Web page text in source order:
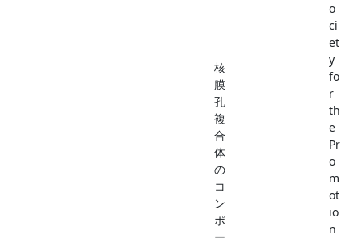
核
膜
孔
複
合
体
の
コ
ン
ポ
o
ci
et
y
fo
r
th
e
Pr
o
m
ot
io
n